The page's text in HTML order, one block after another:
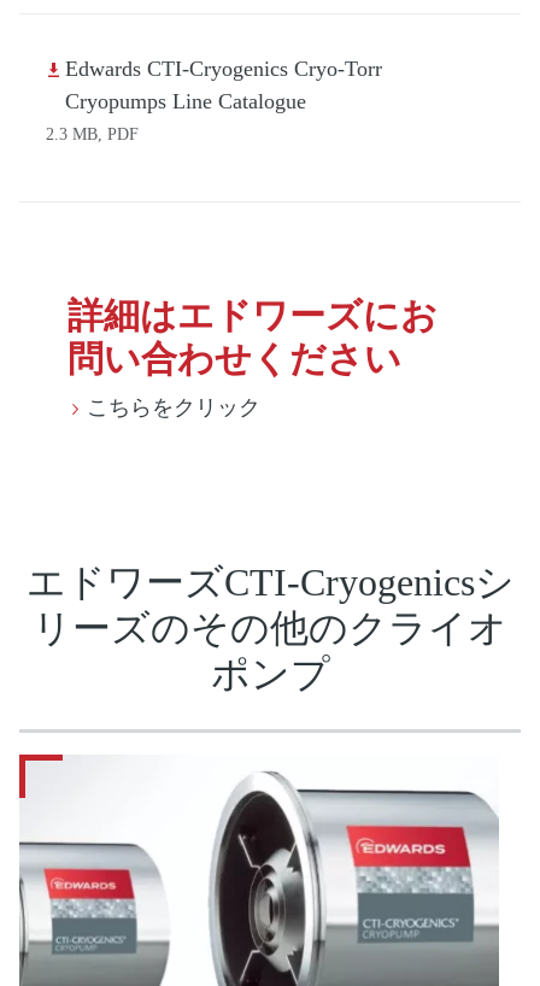
Edwards CTI-Cryogenics Cryo-Torr
Cryopumps Line Catalogue
2.3 MB, PDF
詳細はエドワーズにお
問い合わせください
こちらをクリック
エドワーズCTI-Cryogenicsシ
リーズのその他のクライオ
ポンプ